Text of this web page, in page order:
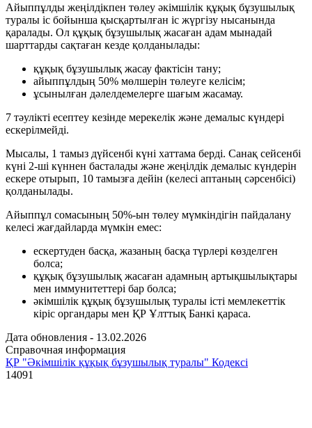
Айыппұлды жеңілдікпен төлеу әкімшілік құқық бұзушылық
туралы іс бойынша қысқартылған іс жүргізу нысанында
қаралады. Ол құқық бұзушылық жасаған адам мынадай
шарттарды сақтаған кезде қолданылады:
құқық бұзушылық жасау фактісін тану;
айыппұлдың 50% мөлшерін төлеуге келісім;
ұсынылған дәлелдемелерге шағым жасамау.
7 тәулікті есептеу кезінде мерекелік және демалыс күндері
ескерілмейді.
Мысалы, 1 тамыз дүйсенбі күні хаттама берді. Санақ сейсенбі
күні 2-ші күннен басталады және жеңілдік демалыс күндерін
ескере отырып, 10 тамызға дейін (келесі аптаның сәрсенбісі)
қолданылады.
Айыппұл сомасының 50%-ын төлеу мүмкіндігін пайдалану
келесі жағдайларда мүмкін емес:
ескертуден басқа, жазаның басқа түрлері көзделген
болса;
құқық бұзушылық жасаған адамның артықшылықтары
мен иммунитеттері бар болса;
әкімшілік құқық бұзушылық туралы істі мемлекеттік
кіріс органдары мен ҚР Ұлттық Банкі қараса.
Дата обновления - 13.02.2026
Справочная информация
ҚР "Әкімшілік құқық бұзушылық туралы" Кодексі
14091